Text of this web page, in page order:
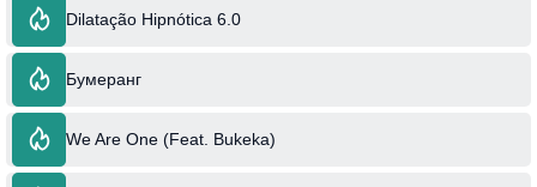
Dilatação Hipnótica 6.0
Бумеранг
We Are One (Feat. Bukeka)